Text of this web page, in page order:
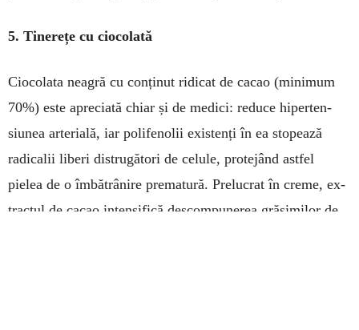
5. Tinerețe cu ciocolată
Ciocolata neagră cu conținut ridicat de cacao (mi­nimum
70%) este apre­cia­­tă chiar și de medici: redu­ce hiper­ten­
siunea arterială, iar po­lifenolii existenți în ea sto­pează
radicalii liberi distrugători de celule, protejând astfel
pielea de o îmbătrânire prematură. Prelucrat în creme, ex­
tractul de cacao intensifică des­compunerea gră­similor de